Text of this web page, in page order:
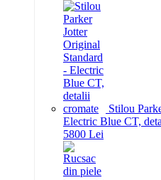
Stilou
Electric Blue CT,
5800 Lei